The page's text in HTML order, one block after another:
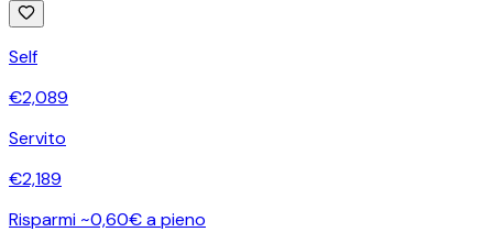
Self
€2,089
Servito
€2,189
Risparmi ~0,60€ a pieno